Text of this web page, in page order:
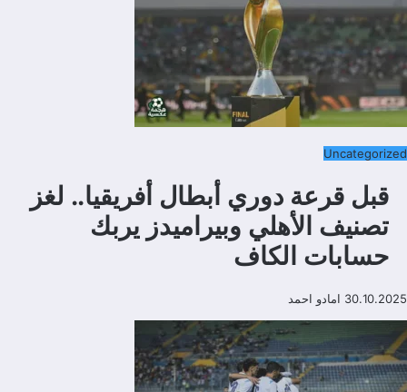
Uncategorized
قبل قرعة دوري أبطال أفريقيا.. لغز
تصنيف الأهلي وبيراميدز يربك
حسابات الكاف
30.10.2025 امادو احمد